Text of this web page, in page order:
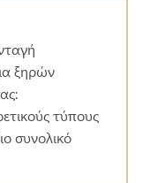
ξηρών
τύπους
συνολικό